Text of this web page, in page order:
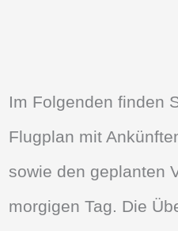
Im Folgenden finden
Flugplan mit
sowie den geplanten
morgigen Tag. Die